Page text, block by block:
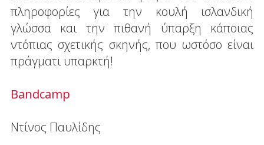
πληροφορίες για την κουλή ισλανδική
γλώσσα και την πιθανή ύπαρξη κάποιας
ντόπιας σχετικής σκηνής, που ωστόσο είναι
πράγματι υπαρκτή!
Bandcamp
Ντίνος Παυλίδης